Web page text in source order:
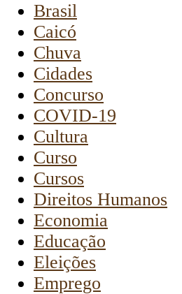
Brasil
Caicó
Chuva
Cidades
Concurso
COVID-19
Cultura
Curso
Cursos
Direitos Humanos
Economia
Educação
Eleições
Emprego